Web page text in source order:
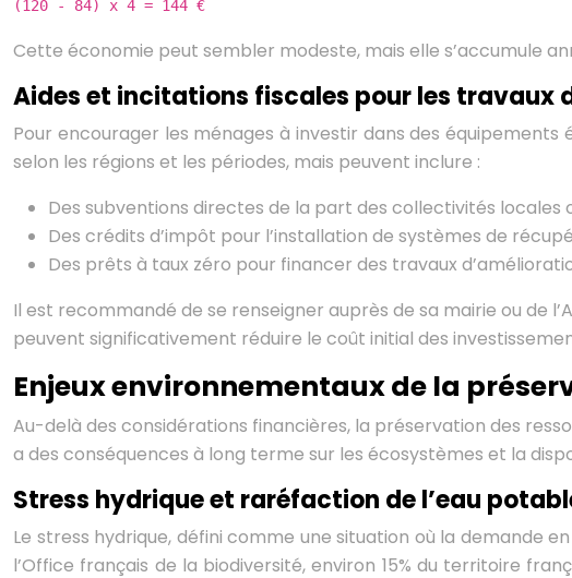
(120 - 84) x 4 = 144 €
Cette économie peut sembler modeste, mais elle s’accumule
Aides et incitations fiscales pour les travaux
Pour encourager les ménages à investir dans des
selon les régions et les périodes, mais peuvent inclure :
Des subventions directes de la part des collectivités locales
Des crédits d’impôt pour l’installation de systèmes de
Des prêts à taux zéro pour financer des travaux
Il est recommandé de se renseigner auprès de sa mairie ou de
peuvent significativement réduire le coût initial des
Enjeux environnementaux de la
Au-delà des considérations financières, la préservation des
a des conséquences à long terme sur les écosystèmes et la
Stress hydrique et raréfaction de l’eau
Le stress hydrique, défini comme une situation où la demande
l’Office français de la biodiversité, environ 15% du territoire